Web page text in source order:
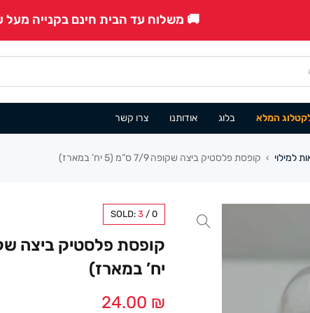
🚚 משלוח עד הבית חינם בקנייה מעל 500₪!
המלא בלוג אודותנו צרו קשר
למילוי › קופסת פלסטיק ביצה שקופה 7/9 ס”מ (5 יח’ במארז)
SOLD: 3 / 0
יח’ במארז)
24.00 ₪